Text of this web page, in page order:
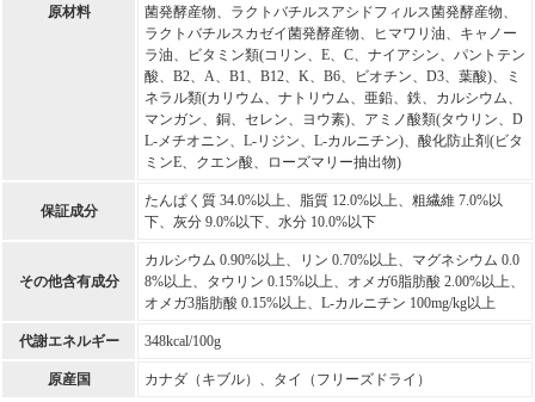
原材料
菌発酵産物、ラクトバチルスアシドフィルス菌発酵産物、
ラクトバチルスカゼイ菌発酵産物、ヒマワリ油、キャノー
ラ油、ビタミン類(コリン、E、C、ナイアシン、パントテン
酸、B2、A、B1、B12、K、B6、ビオチン、D3、葉酸)、ミ
ネラル類(カリウム、ナトリウム、亜鉛、鉄、カルシウム、
マンガン、銅、セレン、ヨウ素)、アミノ酸類(タウリン、D
L-メチオニン、L-リジン、L-カルニチン)、酸化防止剤(ビタ
ミンE、クエン酸、ローズマリー抽出物)
保証成分
たんぱく質 34.0%以上、脂質 12.0%以上、粗繊維 7.0%以
下、灰分 9.0%以下、水分 10.0%以下
その他含有成分
カルシウム 0.90%以上、リン 0.70%以上、マグネシウム 0.0
8%以上、タウリン 0.15%以上、オメガ6脂肪酸 2.00%以上、
オメガ3脂肪酸 0.15%以上、L-カルニチン 100mg/kg以上
代謝エネルギー 348kcal/100g
原産国 カナダ（キブル）、タイ（フリーズドライ）